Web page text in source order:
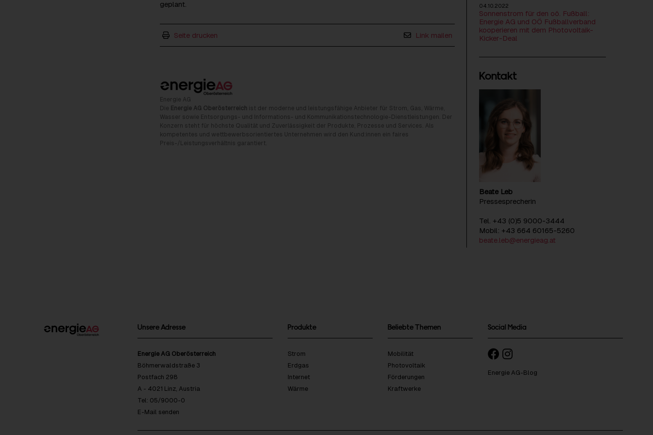
geplant.
Seite drucken Link mailen
Energie AG
Die Energie AG Oberösterreich ist der moderne und leistungsfähige Anbieter für Strom, Gas, Wärme,
Wasser sowie Entsorgungs- und Informations- und Kommunikationstechnologie-Dienstleistungen. Der
Konzern steht für höchste Qualität und Zuverlässigkeit der Produkte, Prozesse und Services. Als
kompetentes und wettbewerbsorientiertes Unternehmen wird den Kund:innen ein faires
Preis-/Leistungsverhältnis garantiert.
04.10.2022
Sonnenstrom für den oö. Fußball:
Energie AG und OÖ Fußballverband
kooperieren mit dem Photovoltaik-
Kicker-Deal
Kontakt
Beate Leb
Pressesprecherin
Tel. +43 (0)5 9000-3444
Mobil: +43 664 60165-5260
beate.leb@energieag.at
Unsere Adresse
Energie AG Oberösterreich
Böhmerwaldstraße 3
Postfach 298
A - 4021 Linz, Austria
Tel: 05/9000-0
E-Mail senden
Produkte
Strom
Erdgas
Internet
Wärme
Beliebte Themen
Mobilität
Photovoltaik
Förderungen
Kraftwerke
Social Media
Energie AG-Blog